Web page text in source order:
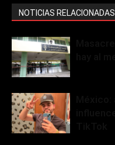
NOTICIAS RELACIONADAS